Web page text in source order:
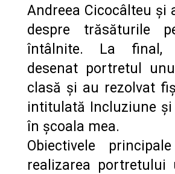
Andreea Cicocâlteu și
despre trăsăturile
întâlnite. La final,
desenat portretul
clasă și au rezolvat
intitulată Incluziune și
în școala mea.
Obiectivele
realizarea portretului